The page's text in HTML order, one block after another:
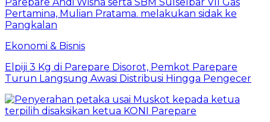
Ekonomi & Bisnis
Elpiji 3 Kg di Parepare Disorot, Pemkot Parepare
Turun Langsung Awasi Distribusi Hingga Pengecer